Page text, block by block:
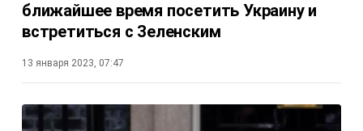
ближайшее время посетить Украину и
встретиться с Зеленским
13 января 2023, 07:47